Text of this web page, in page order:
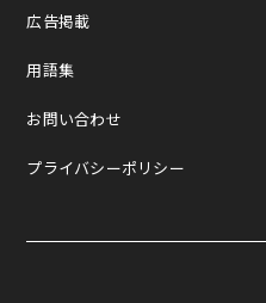
広告掲載
用語集
お問い合わせ
プライバシーポリシー